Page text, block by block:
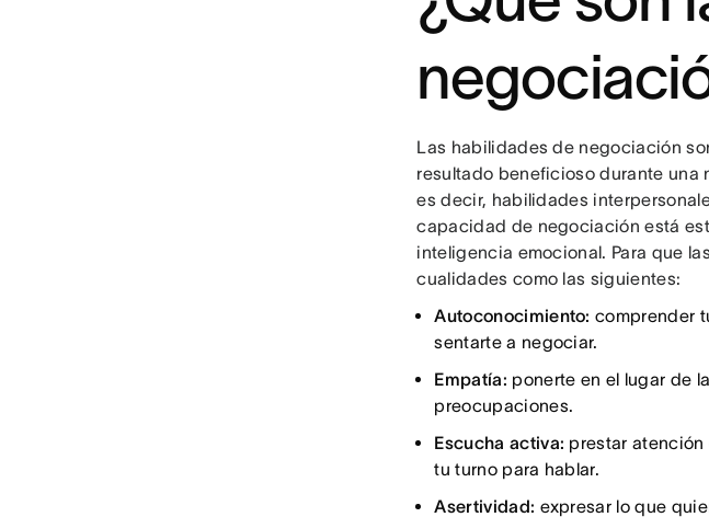
Las habilidades de negociación
resultado beneficioso durante una
es decir, habilidades
capacidad de negociación está
inteligencia emocional. Para que
cualidades como las siguientes:
Autoconocimiento: comprender
sentarte a negociar.
Empatía: ponerte en el lugar de
preocupaciones.
Escucha activa: prestar atención
tu turno para hablar.
Asertividad: expresar lo que